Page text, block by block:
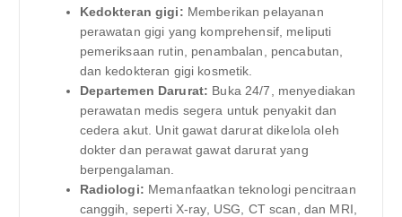
Kedokteran gigi: Memberikan pelayanan
perawatan gigi yang komprehensif, meliputi
pemeriksaan rutin, penambalan, pencabutan,
dan kedokteran gigi kosmetik.
Departemen Darurat: Buka 24/7, menyediakan
perawatan medis segera untuk penyakit dan
cedera akut. Unit gawat darurat dikelola oleh
dokter dan perawat gawat darurat yang
berpengalaman.
Radiologi: Memanfaatkan teknologi pencitraan
canggih, seperti X-ray, USG, CT scan, dan MRI,